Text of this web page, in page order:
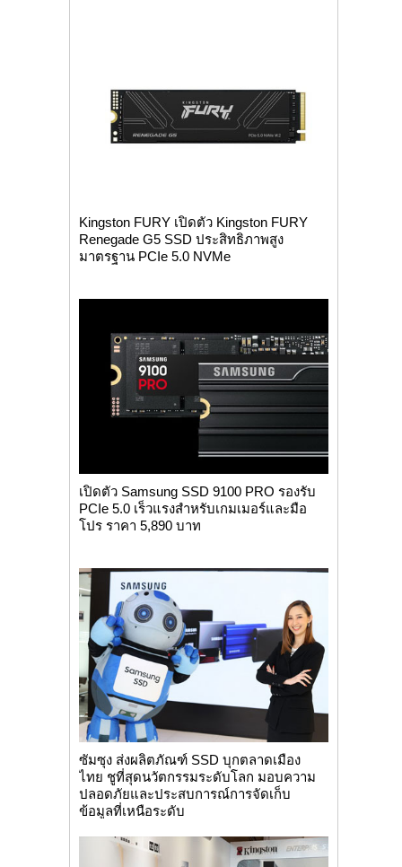
Kingston FURY เปิดตัว Kingston FURY
Renegade G5 SSD ประสิทธิภาพสูง
มาตรฐาน PCIe 5.0 NVMe
เปิดตัว Samsung SSD 9100 PRO รองรับ
PCIe 5.0 เร็วแรงสำหรับเกมเมอร์และมือ
โปร ราคา 5,890 บาท
ซัมซุง ส่งผลิตภัณฑ์ SSD บุกตลาดเมือง
ไทย ชูที่สุดนวัตกรรมระดับโลก มอบความ
ปลอดภัยและประสบการณ์การจัดเก็บ
ข้อมูลที่เหนือระดับ